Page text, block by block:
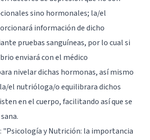
sino hormonales; la/el
información de dicho
pruebas sanguíneas, por lo cual si
enviará con el médico
nivelar dichas hormonas, así mismo
el nutrióloga/o equilibrara dichos
en el cuerpo, facilitando así que se
"Psicología y Nutrición: la importancia